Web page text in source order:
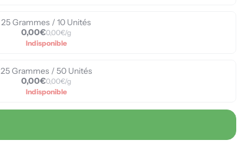
25 Grammes / 10 Unités
0,00€0,00€/g
Indisponible
25 Grammes / 50 Unités
0,00€0,00€/g
Indisponible